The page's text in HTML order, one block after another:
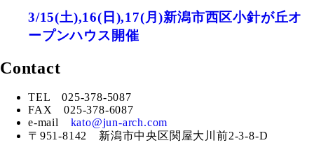
3/15(土),16(日),17(月)新潟市西区小針が丘オ
ープンハウス開催
Contact
TEL 025-378-5087
FAX 025-378-6087
e-mail kato@jun-arch.com
〒951-8142 新潟市中央区関屋大川前2-3-8-D